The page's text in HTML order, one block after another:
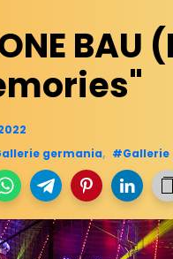
BAU
germania, #Gallerie